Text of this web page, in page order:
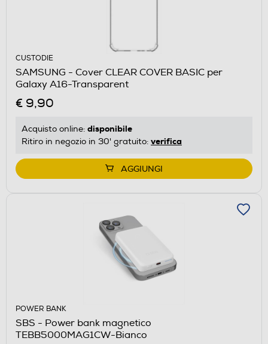
CUSTODIE
SAMSUNG - Cover CLEAR COVER BASIC per
Galaxy A16-Transparent
€ 9,90
Acquisto online: disponibile
Ritiro in negozio in 30' gratuito: verifica
AGGIUNGI
POWER BANK
SBS - Power bank magnetico
TEBB5000MAG1CW-Bianco